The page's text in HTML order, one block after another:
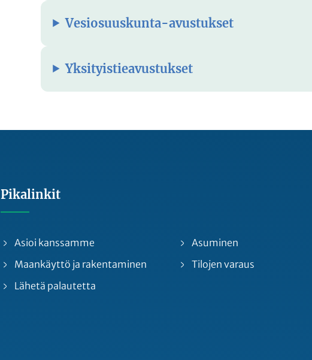
Vesiosuuskunta-avustukset
Yksityistieavustukset
Pikalinkit
Asioi kanssamme
Asuminen
Maankäyttö ja rakentaminen
Tilojen varaus
Lähetä palautetta